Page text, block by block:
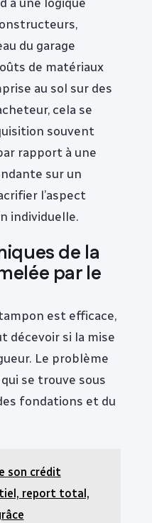
du garage
de matériaux
au sol sur des
cela se
souvent
rapport à une
sur un
l’aspect
individuelle.
de la
par le
est efficace,
décevoir si la mise
Le problème
se trouve sous
fondations et du
son crédit
report total,